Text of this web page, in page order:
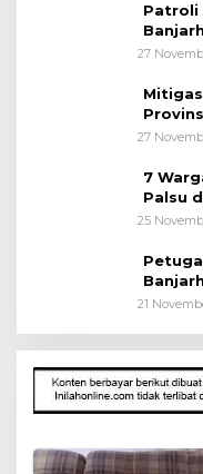
Patroli
27
27
7
Palsu
25
21